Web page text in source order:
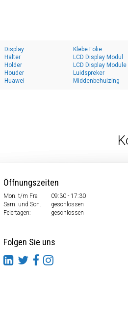
Display
Halter
Holder
Houder
Huawei
Klebe Folie
LCD Display Modul
LCD Display Module
Luidspreker
Middenbehuizing
Öffnungszeiten
Mon. t/m Fre.
09:30 - 17:30
Sam. und Son.
geschlossen
Feiertagen:
geschlossen
Folgen Sie uns